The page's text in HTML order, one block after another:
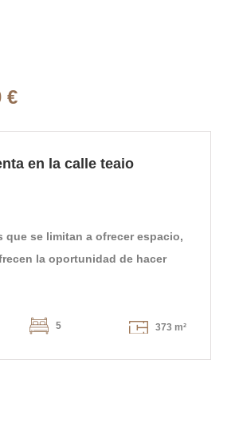
€
en la calle teaio
que se limitan a ofrecer espacio,
la oportunidad de hacer
5 373 m²